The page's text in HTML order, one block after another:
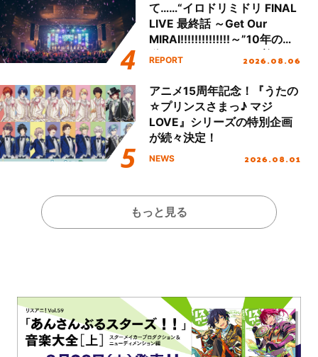
て……“イロドリミドリ FINAL
LIVE 最終話 ～Get Our
MIRAI!!!!!!!!!!!!!!～”10年の活
動を経てファイナルを迎える
REPORT 2026.08.06
アニメ15周年記念！『うたの
☆プリンスさまっ♪ マジ
LOVE』シリーズの特別企画
が続々決定！
NEWS 2026.08.01
もっと見る